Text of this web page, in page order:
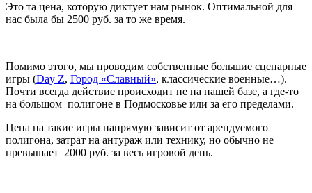
Это та цена, которую диктует нам рынок. Оптимальной для
нас была бы 2500 руб. за то же время.
Помимо этого, мы проводим собственные большие сценарные
игры (Day Z, Город «Славный», классические военные…).
Почти всегда действие происходит не на нашей базе, а где-то
на большом полигоне в Подмосковье или за его пределами.
Цена на такие игры напрямую зависит от арендуемого
полигона, затрат на антураж или технику, но обычно не
превышает 2000 руб. за весь игровой день.